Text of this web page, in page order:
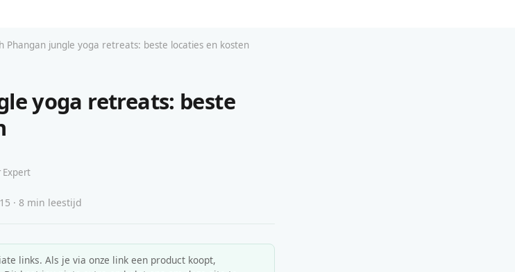
Phangan jungle yoga retreats: beste locaties en kosten
yoga retreats: beste
Expert
· 8 min leestijd
links. Als je via onze link een product koopt,